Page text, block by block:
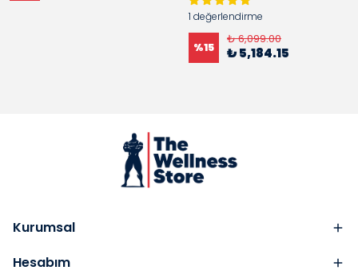
1 değerlendirme
%15
₺ 6,099.00
₺ 5,184.15
Kurumsal
Hesabım